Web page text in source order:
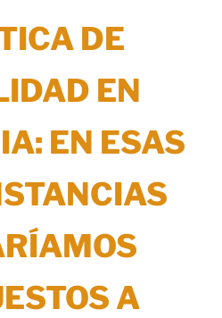
DE
EN
EN ESAS
A